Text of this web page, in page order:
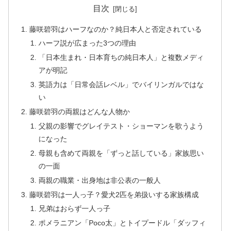
目次
藤咲碧羽はハーフなのか？純日本人と否定されている
ハーフ説が広まった3つの理由
「日本生まれ・日本育ちの純日本人」と複数メディ
アが明記
英語力は「日常会話レベル」でバイリンガルではな
い
藤咲碧羽の両親はどんな人物か
父親の影響でグレイテスト・ショーマンを歌うよう
になった
母親も含めて両親を「ずっと話している」家族思い
の一面
両親の職業・出身地は非公表の一般人
藤咲碧羽は一人っ子？愛犬2匹を弟扱いする家族構成
兄弟はおらず一人っ子
ポメラニアン「Poco太」とトイプードル「ダッフィ